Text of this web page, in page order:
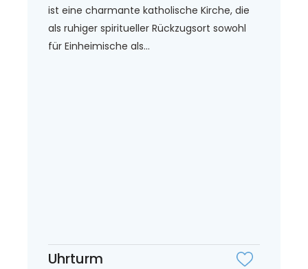
ist eine charmante katholische Kirche, die
als ruhiger spiritueller Rückzugsort sowohl
für Einheimische als...
Uhrturm